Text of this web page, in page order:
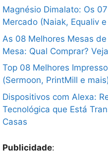
Magnésio Dimalato: Os
Mercado (Naiak, Equaliv
As 08 Melhores Mesas
Mesa: Qual Comprar?
Top 08 Melhores
(Sermoon, PrintMill e
Dispositivos com Alexa:
Tecnológica que Está
Casas
Publicidade: